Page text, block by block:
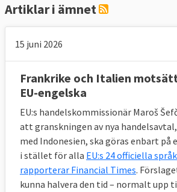
Artiklar i ämnet
15 juni 2026
Frankrike och Italien
EU-engelska
EU:s handelskommissionär Maroš
att granskningen av nya
med Indonesien, ska göras enbart på
i stället för alla EU:s 24 officiella språk
rapporterar Financial Times.
kunna halvera den tid – normalt upp